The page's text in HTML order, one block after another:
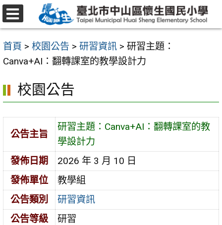
跳
至
要
內
區
首頁 > 校園公告 > 研習資訊 > 研習主題：
Canva+AI：翻轉課室的教學設計力
校園公告
公告主旨
研習主題：Canva+AI：翻轉課室的教
學設計力
發佈日期
2026 年 3 月 10 日
發佈單位
教學組
公告類別
研習資訊
公告等級
研習
選
單